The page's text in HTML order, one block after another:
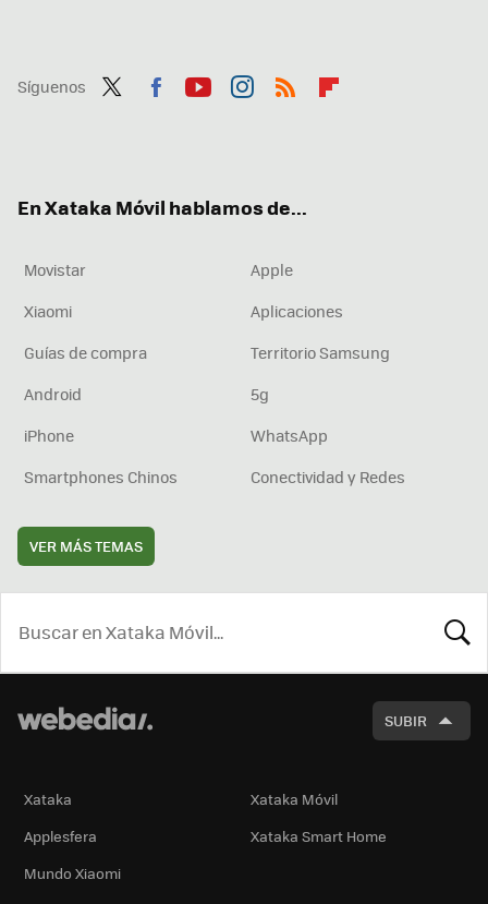
Síguenos
En Xataka Móvil hablamos de...
Movistar
Apple
Xiaomi
Aplicaciones
Guías de compra
Territorio Samsung
Android
5g
iPhone
WhatsApp
Smartphones Chinos
Conectividad y Redes
VER MÁS TEMAS
SUBIR
Xataka
Xataka Móvil
Applesfera
Xataka Smart Home
Mundo Xiaomi